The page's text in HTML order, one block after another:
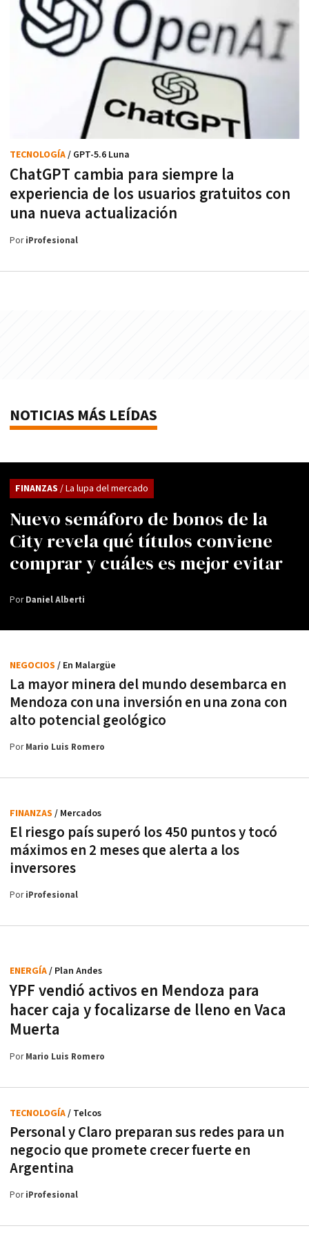
ChatGPT cambia para siempre la
experiencia de los usuarios gratuitos con
una nueva actualización
TECNOLOGÍA/ GPT-5.6 Luna
PoriProfesional
NOTICIAS MÁS LEÍDAS
Nuevo semáforo de bonos de la
City revela qué títulos conviene
comprar y cuáles es mejor evitar
FINANZAS / La lupa del mercado
PorDaniel Alberti
La mayor minera del mundo desembarca en
Mendoza con una inversión en una zona con
alto potencial geológico
NEGOCIOS / En Malargüe
PorMario Luis Romero
El riesgo país superó los 450 puntos y tocó
máximos en 2 meses que alerta a los
inversores
FINANZAS / Mercados
PoriProfesional
YPF vendió activos en Mendoza para
hacer caja y focalizarse de lleno en Vaca
Muerta
ENERGÍA/ Plan Andes
PorMario Luis Romero
Personal y Claro preparan sus redes para un
negocio que promete crecer fuerte en
Argentina
TECNOLOGÍA/ Telcos
PoriProfesional